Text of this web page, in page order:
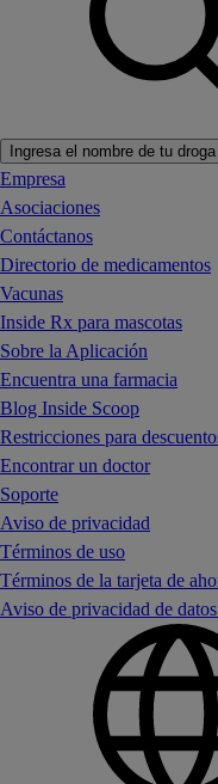
Ingresa el nombre de tu
Empresa
Asociaciones
Contáctanos
Directorio de medicamentos
Vacunas
Inside Rx para mascotas
Sobre la Aplicación
Encuentra una farmacia
Blog Inside Scoop
Restricciones para
Encontrar un doctor
Soporte
Aviso de privacidad
Términos de uso
Términos de la tarjeta de
Aviso de privacidad de